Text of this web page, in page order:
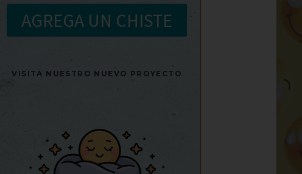
AGREGA UN CHISTE
VISITA NUESTRO NUEVO PROYECTO